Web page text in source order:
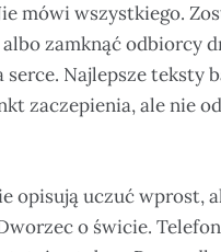
mówi wszystkiego.
zamknąć odbiorcy
Najlepsze teksty
zaczepienia, ale nie
opisują uczuć wprost,
o świcie.